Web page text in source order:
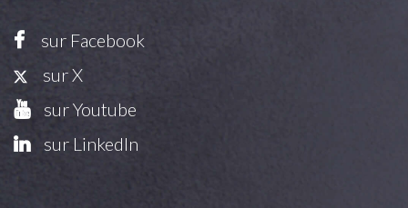
sur Facebook
sur X
sur Youtube
sur LinkedIn